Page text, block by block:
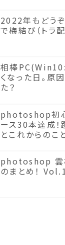
2022年もどうぞ
で梅結び（トラ配
相棒
くなった日。原
た？
photoshop初
ース30本達成！
とこれからのこ
photoshop 雲
のまとめ！ Vol.1